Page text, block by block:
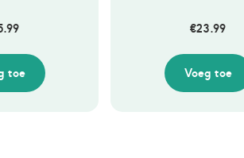
toe
€23.99
Voeg toe